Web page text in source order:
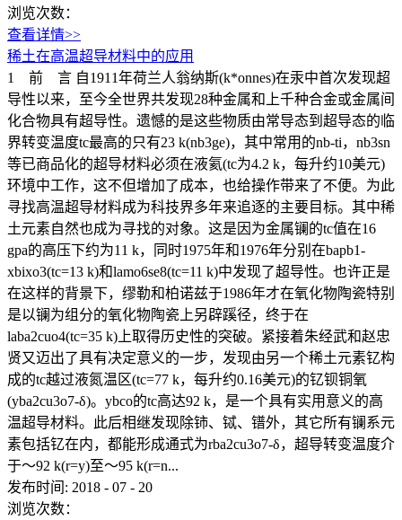
浏览次数：
查看详情>>
稀土在高温超导材料中的应用
1 前 言 自1911年荷兰人翁纳斯(k*onnes)在汞中首次发现超
导性以来，至今全世界共发现28种金属和上千种合金或金属间
化合物具有超导性。遗憾的是这些物质由常导态到超导态的临
界转变温度tc最高的只有23 k(nb3ge)，其中常用的nb-ti，nb3sn
等已商品化的超导材料必须在液氦(tc为4.2 k，每升约10美元)
环境中工作，这不但增加了成本，也给操作带来了不便。为此
寻找高温超导材料成为科技界多年来追逐的主要目标。其中稀
土元素自然也成为寻找的对象。这是因为金属镧的tc值在16
gpa的高压下约为11 k，同时1975年和1976年分别在bapb1-
xbixo3(tc=13 k)和lamo6se8(tc=11 k)中发现了超导性。也许正是
在这样的背景下，缪勒和柏诺兹于1986年才在氧化物陶瓷特别
是以镧为组分的氧化物陶瓷上另辟蹊径，终于在
laba2cuo4(tc=35 k)上取得历史性的突破。紧接着朱经武和赵忠
贤又迈出了具有决定意义的一步，发现由另一个稀土元素钇构
成的tc越过液氮温区(tc=77 k，每升约0.16美元)的钇钡铜氧
(yba2cu3o7-δ)。ybco的tc高达92 k，是一个具有实用意义的高
温超导材料。此后相继发现除铈、铽、镨外，其它所有镧系元
素包括钇在内，都能形成通式为rba2cu3o7-δ，超导转变温度介
于～92 k(r=y)至～95 k(r=n...
发布时间: 2018 - 07 - 20
浏览次数：